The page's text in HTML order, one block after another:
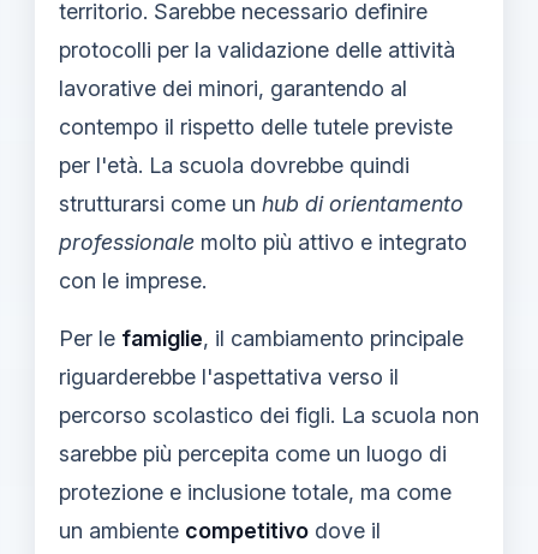
territorio. Sarebbe necessario definire
protocolli per la validazione delle attività
lavorative dei minori, garantendo al
contempo il rispetto delle tutele previste
per l'età. La scuola dovrebbe quindi
strutturarsi come un hub di orientamento
professionale molto più attivo e integrato
con le imprese.
Per le famiglie, il cambiamento principale
riguarderebbe l'aspettativa verso il
percorso scolastico dei figli. La scuola non
sarebbe più percepita come un luogo di
protezione e inclusione totale, ma come
un ambiente competitivo dove il